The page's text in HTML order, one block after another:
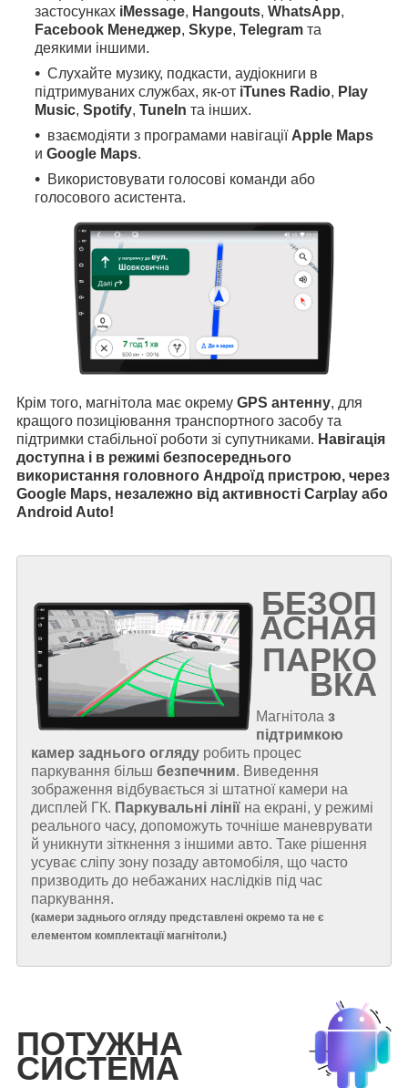
застосунках iMessage, Hangouts, WhatsApp,
Facebook Менеджер, Skype, Telegram та
деякими іншими.
Слухайте музику, подкасти, аудіокниги в
підтримуваних службах, як-от iTunes Radio, Play
Music, Spotify, TuneIn та інших.
взаємодіяти з програмами навігації Apple Maps
и Google Maps.
Використовувати голосові команди або
голосового асистента.
Крім того, магнітола має окрему GPS антенну, для
кращого позиціювання транспортного засобу та
підтримки стабільної роботи зі супутниками. Навігація
доступна і в режимі безпосереднього
використання головного Андроїд пристрою, через
Google Maps, незалежно від активності Carplay або
Android Auto!
БЕЗОП
АСНАЯ
ПАРКО
ВКА
Магнітола з
підтримкою
камер заднього огляду робить процес
паркування більш безпечним. Виведення
зображення відбувається зі штатної камери на
дисплей ГК. Паркувальні лінії на екрані, у режимі
реального часу, допоможуть точніше маневрувати
й уникнути зіткнення з іншими авто. Таке рішення
усуває сліпу зону позаду автомобіля, що часто
призводить до небажаних наслідків під час
паркування.
(камери заднього огляду представлені окремо та не є
елементом комплектації магнітоли.)
ПОТУЖНА
СИСТЕМА